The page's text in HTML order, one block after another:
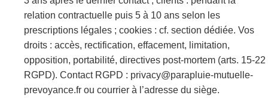
relation contractuelle puis 5 à 10 ans selon les
prescriptions légales ; cookies : cf. section dédiée. Vos
droits : accès, rectification, effacement, limitation,
opposition, portabilité, directives post-mortem (arts. 15-22
RGPD). Contact RGPD : privacy@parapluie-mutuelle-
prevoyance.fr ou courrier à l’adresse du siège.